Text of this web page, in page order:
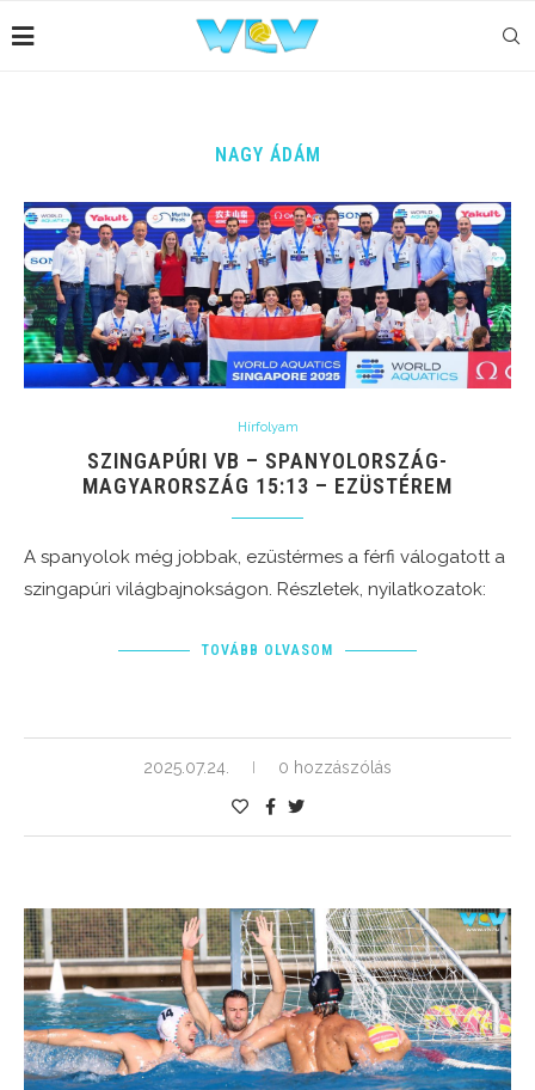
NAGY ÁDÁM
Hírfolyam
SZINGAPÚRI VB – SPANYOLORSZÁG-
MAGYARORSZÁG 15:13 – EZÜSTÉREM
A spanyolok még jobbak, ezüstérmes a férfi válogatott a
szingapúri világbajnokságon. Részletek, nyilatkozatok:
TOVÁBB OLVASOM
2025.07.24. 0 hozzászólás